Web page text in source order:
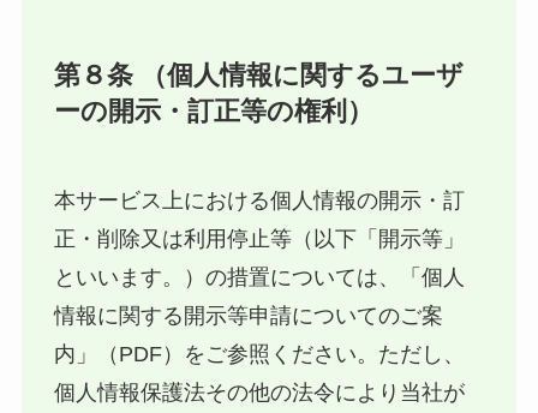
第８条 （個人情報に関するユーザ
ーの開示・訂正等の権利）
本サービス上における個人情報の開示・訂
正・削除又は利用停止等（以下「開示等」
といいます。）の措置については、「個人
情報に関する開示等申請についてのご案
内」（PDF）をご参照ください。ただし、
個人情報保護法その他の法令により当社が